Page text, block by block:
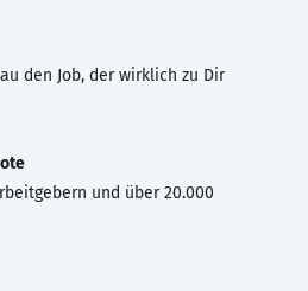
den Job, der wirklich zu Dir
und über 20.000